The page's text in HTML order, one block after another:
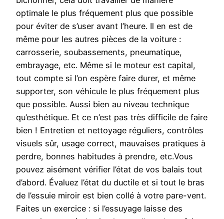
optimale le plus fréquement plus que possible
pour éviter de s’user avant l’heure. Il en est de
même pour les autres pièces de la voiture :
carrosserie, soubassements, pneumatique,
embrayage, etc. Même si le moteur est capital,
tout compte si l’on espère faire durer, et même
supporter, son véhicule le plus fréquement plus
que possible. Aussi bien au niveau technique
qu’esthétique. Et ce n’est pas très difficile de faire
bien ! Entretien et nettoyage réguliers, contrôles
visuels sûr, usage correct, mauvaises pratiques à
perdre, bonnes habitudes à prendre, etc.Vous
pouvez aisément vérifier l’état de vos balais tout
d’abord. Évaluez l’état du ductile et si tout le bras
de l’essuie miroir est bien collé à votre pare-vent.
Faites un exercice : si l’essuyage laisse des